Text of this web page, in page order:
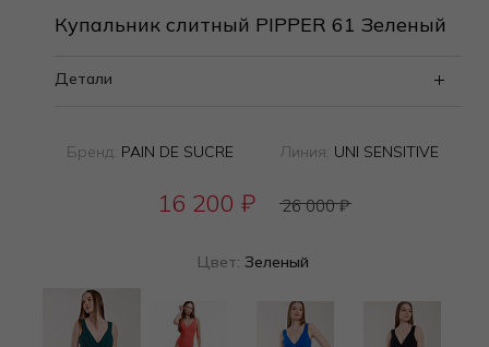
Купальник слитный PIPPER 61 Зеленый
Детали
Бренд: PAIN DE SUCRE Линия: UNI SENSITIVE
16 200 ₽ 26 000₽
Цвет: Зеленый